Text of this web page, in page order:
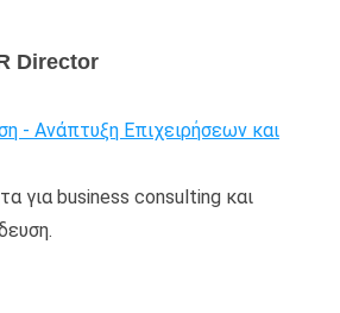
Director
για business consulting και